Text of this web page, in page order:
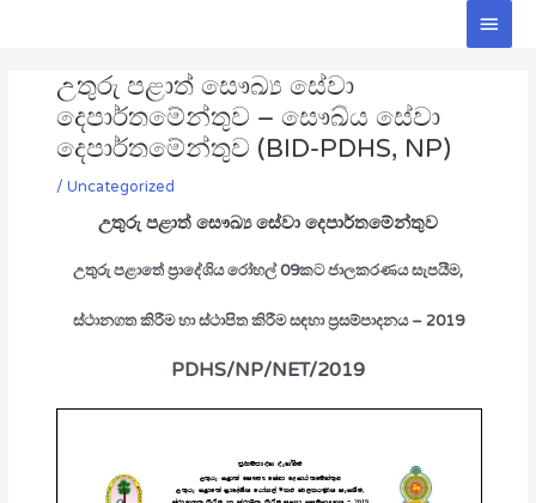
Main
උතුරු පළාත් සෞඛ්‍ය සේවා
දෙපාර්තමේන්තුව – සෞඛ්ය සේවා
දෙපාර්තමේන්තුව (BID-PDHS, NP)
/ Uncategorized
උතුරු පළාත් සෞඛ්‍ය සේවා දෙපාර්තමේන්තුව
උතුරු පළාතේ ප්‍රාදේශිය රෝහල් 09කට ජාලකරණය සැපයීම,
ස්ථානගත කිරීම හා ස්ථාපිත කිරීම සඳහා ප්‍රසම්පාදනය – 2019
PDHS/NP/NET/2019
navigation